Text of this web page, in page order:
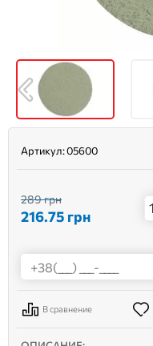
Артикул:05600
289 грн
216.75 грн
В сравнение